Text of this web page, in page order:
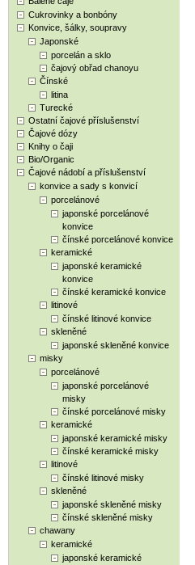
Cukrovinky a bonbóny
Konvice, šálky, soupravy
Japonské
porcelán a sklo
čajový obřad chanoyu
Čínské
litina
Turecké
Ostatní čajové příslušenství
Čajové dózy
Knihy o čaji
Bio/Organic
Čajové nádobí a příslušenství
konvice a sady s konvicí
porcelánové
japonské porcelánové
konvice
čínské porcelánové konvice
keramické
japonské keramické
konvice
čínské keramické konvice
litinové
čínské litinové konvice
skleněné
japonské skleněné konvice
misky
porcelánové
japonské porcelánové
misky
čínské porcelánové misky
keramické
japonské keramické misky
čínské keramické misky
litinové
čínské litinové misky
skleněné
japonské skleněné misky
čínské skleněné misky
chawany
keramické
japonské keramické